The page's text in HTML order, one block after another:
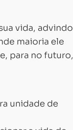
vida, advindo
maioria ele
para no futuro,
unidade de